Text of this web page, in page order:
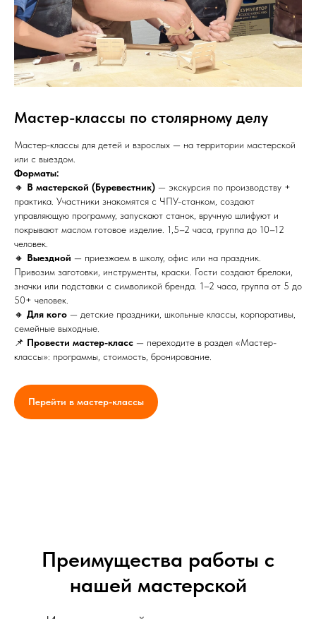
Мастер-классы по столярному делу
Мастер-классы для детей и взрослых — на территории мастерской
или с выездом.
Форматы:
🔸 В мастерской (Буревестник) — экскурсия по производству +
практика. Участники знакомятся с ЧПУ-станком, создают
управляющую программу, запускают станок, вручную шлифуют и
покрывают маслом готовое изделие. 1,5–2 часа, группа до 10–12
человек.
🔸 Выездной — приезжаем в школу, офис или на праздник.
Привозим заготовки, инструменты, краски. Гости создают брелоки,
значки или подставки с символикой бренда. 1–2 часа, группа от 5 до
50+ человек.
🔸 Для кого — детские праздники, школьные классы, корпоративы,
семейные выходные.
📌 Провести мастер-класс — переходите в раздел «Мастер-
классы»: программы, стоимость, бронирование.
Перейти в мастер-классы
Преимущества работы с
нашей мастерской